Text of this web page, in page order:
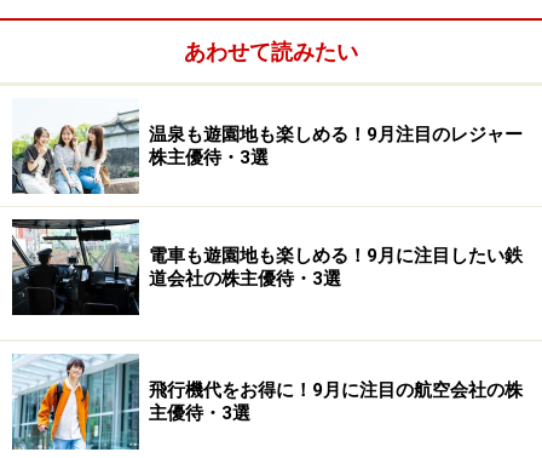
す。
あわせて読みたい
温泉も遊園地も楽しめる！9月注目のレジャー
株主優待・3選
電車も遊園地も楽しめる！9月に注目したい鉄
道会社の株主優待・3選
飛行機代をお得に！9月に注目の航空会社の株
主優待・3選